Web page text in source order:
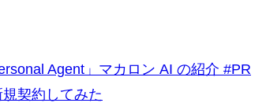
Agent」マカロン AI の紹介 #PR
契約してみた